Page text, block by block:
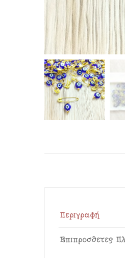
Περιγραφή
Επιπρόσθετες